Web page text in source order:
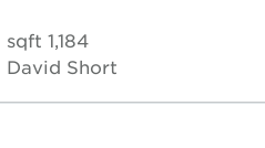
1,184 sqft
David Short